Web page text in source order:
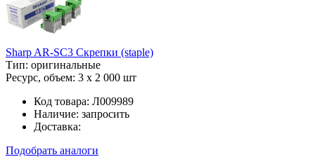
Sharp AR-SC3 Скрепки (staple)
Тип: оригинальные
Ресурс, объем: 3 x 2 000 шт
Код товара: Л009989
Наличие: запросить
Доставка:
Подобрать аналоги